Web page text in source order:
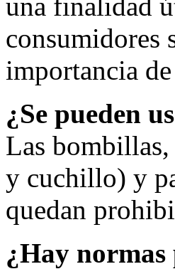
consumidores
importancia
¿Se pueden
Las
y cuchillo) y
quedan
¿Hay